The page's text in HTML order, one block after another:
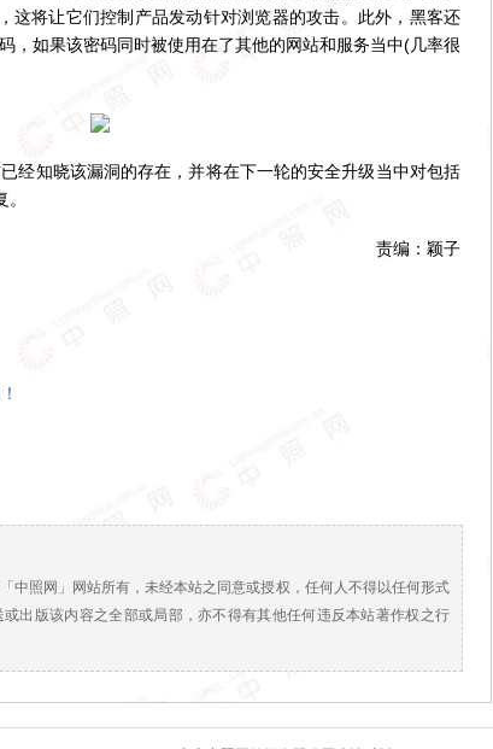
这将让它们控制产品发动针对浏览器的攻击。此外，黑客还
，如果该密码同时被使用在了其他的网站和服务当中(几率很
知晓该漏洞的存在，并将在下一轮的安全升级当中对包括
责编：颖子
中照网」网站所有，未经本站之同意或授权，任何人不得以任何形式
出版该内容之全部或局部，亦不得有其他任何违反本站著作权之行